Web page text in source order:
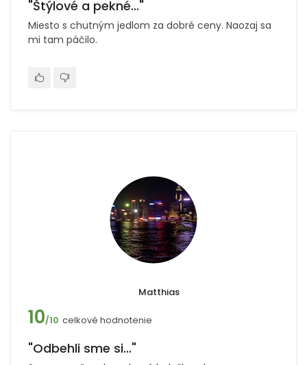
"Štýlové a pekné..."
Miesto s chutným jedlom za dobré ceny. Naozaj sa
mi tam páčilo.
Matthias
10/10 celkové hodnotenie
"Odbehli sme si..."